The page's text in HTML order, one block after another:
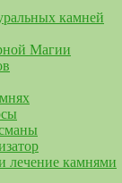
камней
Магии
лечение камнями